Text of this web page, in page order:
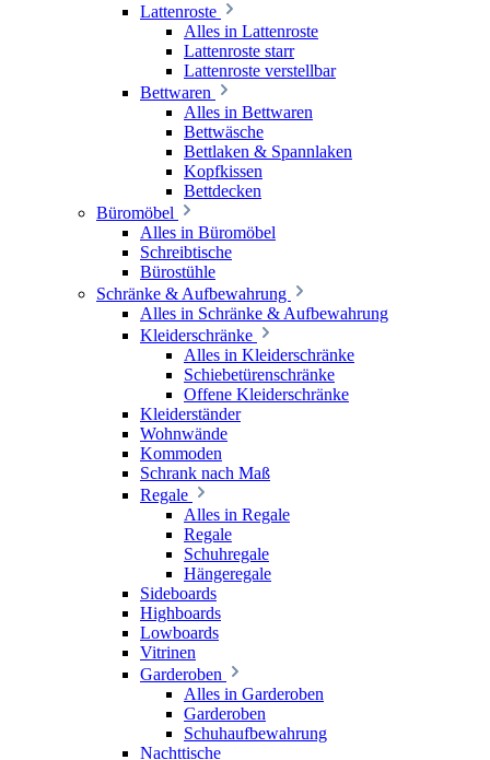
Lattenroste
Alles in Lattenroste
Lattenroste starr
Lattenroste verstellbar
Bettwaren
Alles in Bettwaren
Bettwäsche
Bettlaken & Spannlaken
Kopfkissen
Bettdecken
Büromöbel
Alles in Büromöbel
Schreibtische
Bürostühle
Schränke & Aufbewahrung
Alles in Schränke & Aufbewahrung
Kleiderschränke
Alles in Kleiderschränke
Schiebetürenschränke
Offene Kleiderschränke
Kleiderständer
Wohnwände
Kommoden
Schrank nach Maß
Regale
Alles in Regale
Regale
Schuhregale
Hängeregale
Sideboards
Highboards
Lowboards
Vitrinen
Garderoben
Alles in Garderoben
Garderoben
Schuhaufbewahrung
Nachttische